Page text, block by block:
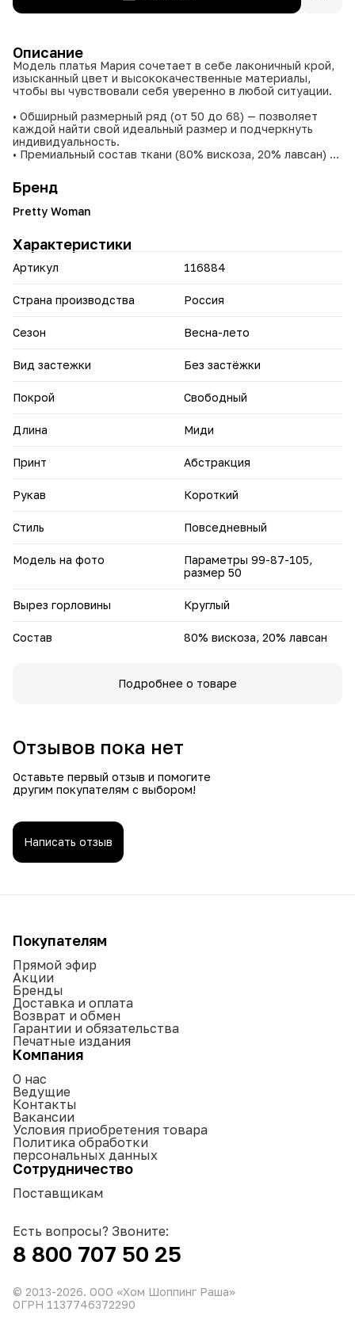
Описание
Модель платья Мария сочетает в себе лаконичный крой,
изысканный цвет и высококачественные материалы,
чтобы вы чувствовали себя уверенно в любой ситуации.
• Обширный размерный ряд (от 50 до 68) — позволяет
каждой найти свой идеальный размер и подчеркнуть
индивидуальность.
• Премиальный состав ткани (80% вискоза, 20% лавсан) —
долговечность.
• Универсальный оливковый цвет — легко комбинируется
с различными аксессуарами и верхней одеждой,
подходит как для повседневных, так и для особых
• Лаконичный крой — подчёркивает достоинства фигуры,
не сковывая движений.
• Практичность и стиль — платье подойдёт для офиса,
встреч.
Woman — сочетайте комфорт, качество и безупречный
Бренд
Pretty Woman
Характеристики
Артикул 116884
Страна производства Россия
Сезон Весна-лето
Вид застежки Без застёжки
Покрой Свободный
Длина Миди
Принт Абстракция
Рукав Короткий
Стиль Повседневный
Модель на фото
Параметры 99-87-105,
размер 50
Вырез горловины Круглый
Состав 80% вискоза, 20% лавсан
Подробнее о товаре
Отзывов пока нет
Оставьте первый отзыв и помогите
другим покупателям с выбором!
Написать отзыв
Покупателям
Прямой эфир
Акции
Бренды
Доставка и оплата
Возврат и обмен
Гарантии и обязательства
Печатные издания
Компания
О нас
Ведущие
Контакты
Вакансии
Условия приобретения товара
Политика обработки
персональных данных
Сотрудничество
Поставщикам
Есть вопросы? Звоните:
8 800 707 50 25
© 2013-2026. ООО «Хом Шоппинг Раша»
ОГРН 1137746372290